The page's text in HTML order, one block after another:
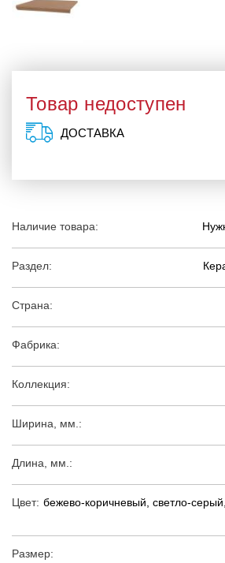
Наличие товара:
Раздел:
Страна:
Фабрика:
Коллекция:
Ширина, мм.:
Длина, мм.:
Цвет: бежево-коричневый, светло-
Размер:
Товар недоступен
ДОСТАВКА